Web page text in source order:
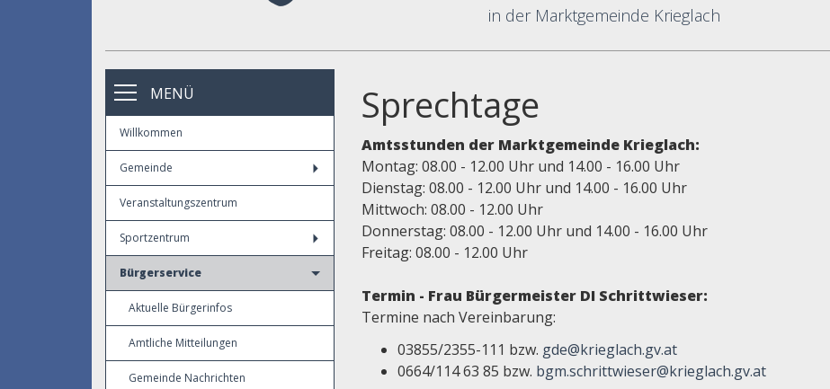
in der Marktgemeinde Krieglach
MENÜ
Willkommen
Gemeinde
Veranstaltungszentrum
Sportzentrum
Bürgerservice
Aktuelle Bürgerinfos
Amtliche Mitteilungen
Gemeinde Nachrichten
Sprechtage
Amtsstunden der Marktgemeinde Krieglach:
Montag: 08.00 - 12.00 Uhr und 14.00 - 16.00 Uhr
Dienstag: 08.00 - 12.00 Uhr und 14.00 - 16.00 Uhr
Mittwoch: 08.00 - 12.00 Uhr
Donnerstag: 08.00 - 12.00 Uhr und 14.00 - 16.00 Uhr
Freitag: 08.00 - 12.00 Uhr
Termin - Frau Bürgermeister DI Schrittwieser:
Termine nach Vereinbarung:
03855/2355-111 bzw. gde@krieglach.gv.at
0664/114 63 85 bzw. bgm.schrittwieser@krieglach.gv.at